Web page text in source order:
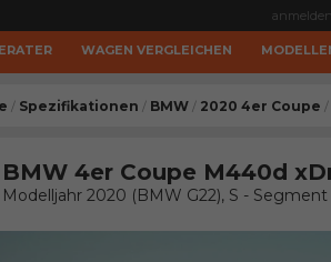
anmelden
WAGEN VERGLEICHEN
/ Spezifikationen / BMW / 2020 4er Coupe /
BMW 4er Coupe M440d
Modelljahr 2020 (BMW G22), S -